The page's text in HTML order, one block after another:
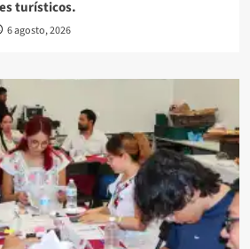
turísticos.
6 agosto, 2026